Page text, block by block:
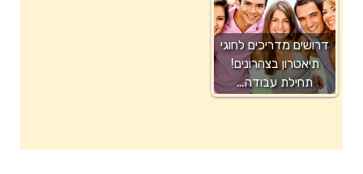
דרושים מדריכים לחוגי
תיאטרון בצהרונים!
תחילת עבודה…